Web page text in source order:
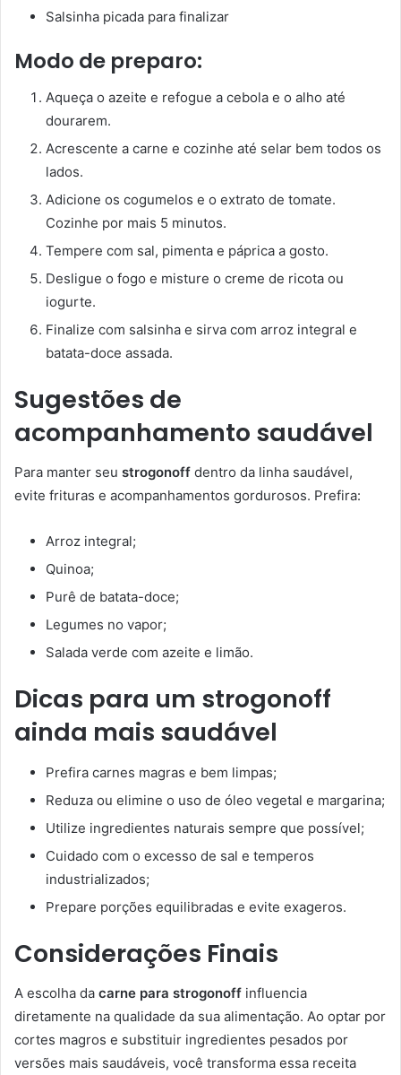
Salsinha picada para finalizar
Modo de preparo:
Aqueça o azeite e refogue a cebola e o alho até
dourarem.
Acrescente a carne e cozinhe até selar bem todos os
lados.
Adicione os cogumelos e o extrato de tomate.
Cozinhe por mais 5 minutos.
Tempere com sal, pimenta e páprica a gosto.
Desligue o fogo e misture o creme de ricota ou
iogurte.
Finalize com salsinha e sirva com arroz integral e
batata-doce assada.
Sugestões de
acompanhamento saudável
Para manter seu strogonoff dentro da linha saudável,
evite frituras e acompanhamentos gordurosos. Prefira:
Arroz integral;
Quinoa;
Purê de batata-doce;
Legumes no vapor;
Salada verde com azeite e limão.
Dicas para um strogonoff
ainda mais saudável
Prefira carnes magras e bem limpas;
Reduza ou elimine o uso de óleo vegetal e margarina;
Utilize ingredientes naturais sempre que possível;
Cuidado com o excesso de sal e temperos
industrializados;
Prepare porções equilibradas e evite exageros.
Considerações Finais
A escolha da carne para strogonoff influencia
diretamente na qualidade da sua alimentação. Ao optar por
cortes magros e substituir ingredientes pesados por
versões mais saudáveis, você transforma essa receita